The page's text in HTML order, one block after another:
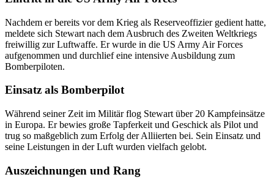
Nachdem er bereits vor dem Krieg als Reserveoffizier gedient hatte,
meldete sich Stewart nach dem Ausbruch des Zweiten Weltkriegs
freiwillig zur Luftwaffe. Er wurde in die US Army Air Forces
aufgenommen und durchlief eine intensive Ausbildung zum
Bomberpiloten.
Einsatz als Bomberpilot
Während seiner Zeit im Militär flog Stewart über 20 Kampfeinsätze
in Europa. Er bewies große Tapferkeit und Geschick als Pilot und
trug so maßgeblich zum Erfolg der Alliierten bei. Sein Einsatz und
seine Leistungen in der Luft wurden vielfach gelobt.
Auszeichnungen und Rang